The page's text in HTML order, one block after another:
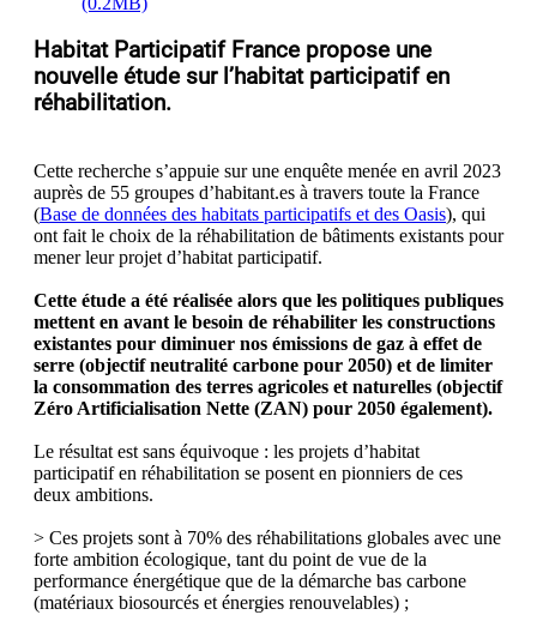
Habitat Participatif France propose une
nouvelle étude sur l’habitat participatif en
réhabilitation.
Cette recherche s’appuie sur une enquête menée en avril 2023
auprès de 55 groupes d’habitant.es à travers toute la France
(Base de données des habitats participatifs et des Oasis), qui
ont fait le choix de la réhabilitation de bâtiments existants pour
mener leur projet d’habitat participatif.
Cette étude a été réalisée alors que les politiques publiques
mettent en avant le besoin de réhabiliter les constructions
existantes pour diminuer nos émissions de gaz à effet de
serre (objectif neutralité carbone pour 2050) et de limiter
la consommation des terres agricoles et naturelles (objectif
Zéro Artificialisation Nette (ZAN) pour 2050 également).
Le résultat est sans équivoque : les projets d’habitat
participatif en réhabilitation se posent en pionniers de ces
deux ambitions.
> Ces projets sont à 70% des réhabilitations globales avec une
forte ambition écologique, tant du point de vue de la
performance énergétique que de la démarche bas carbone
(matériaux biosourcés et énergies renouvelables) ;